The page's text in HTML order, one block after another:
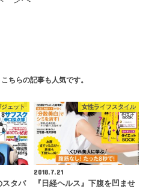
こちらの記事も人気です。
ジェット
スタバ
女性ライフスタイル
2018.7.21
『日経ヘルス』下腹を凹ませ